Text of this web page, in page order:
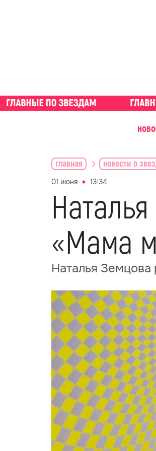
главная новости о
01 июня 13:34
«Мама
Наталья